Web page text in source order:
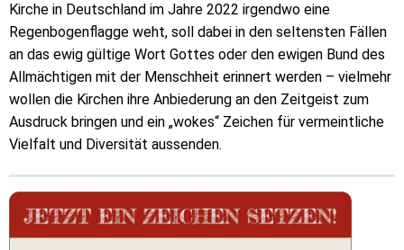
Kirche in Deutschland im Jahre 2022 irgendwo eine
Regenbogenflagge weht, soll dabei in den seltensten Fällen
an das ewig gültige Wort Gottes oder den ewigen Bund des
Allmächtigen mit der Menschheit erinnert werden – vielmehr
wollen die Kirchen ihre Anbiederung an den Zeitgeist zum
Ausdruck bringen und ein „wokes“ Zeichen für vermeintliche
Vielfalt und Diversität aussenden.